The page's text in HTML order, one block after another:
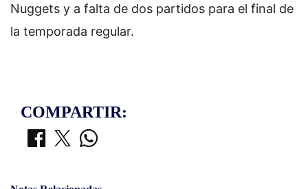
Nuggets y a falta de dos partidos para el final de
la temporada regular.
COMPARTIR: